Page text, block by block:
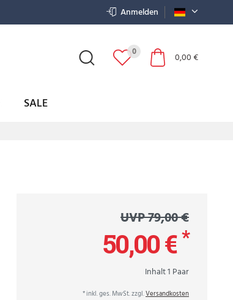
Anmelden
0 0,00 €
SALE
UVP 79,00 €
50,00 €*
Inhalt1 Paar
* inkl. ges. MwSt. zzgl.Versandkosten